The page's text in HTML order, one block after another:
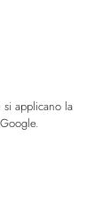
si applicano la